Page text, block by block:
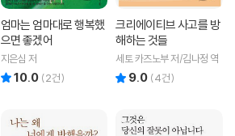
엄마는 엄마대로 행복했
으면 좋겠어
지은심 저
10.0 (2건)
크리에이티브 사고를 방
해하는 것들
세토 카즈노부 저/김나정 역
9.0 (4건)